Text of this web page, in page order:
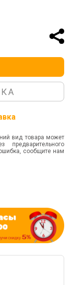
вид товара может
предварительного
сообщите нам